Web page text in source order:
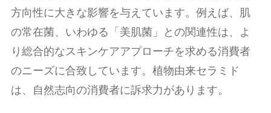
方向性に大きな影響を与えています。例えば、肌
の常在菌、いわゆる「美肌菌」との関連性は、よ
り総合的なスキンケアアプローチを求める消費者
のニーズに合致しています。植物由来セラミド
は、自然志向の消費者に訴求力があります。